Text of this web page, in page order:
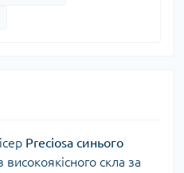
Preciosa синього
високоякісного скла за